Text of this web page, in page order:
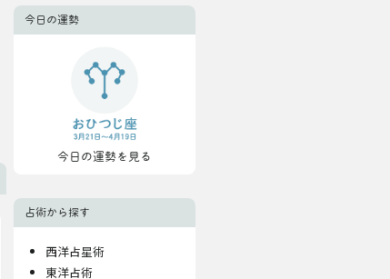
今日の運勢
今日の運勢を見る
占術から探す
西洋占星術
東洋占術